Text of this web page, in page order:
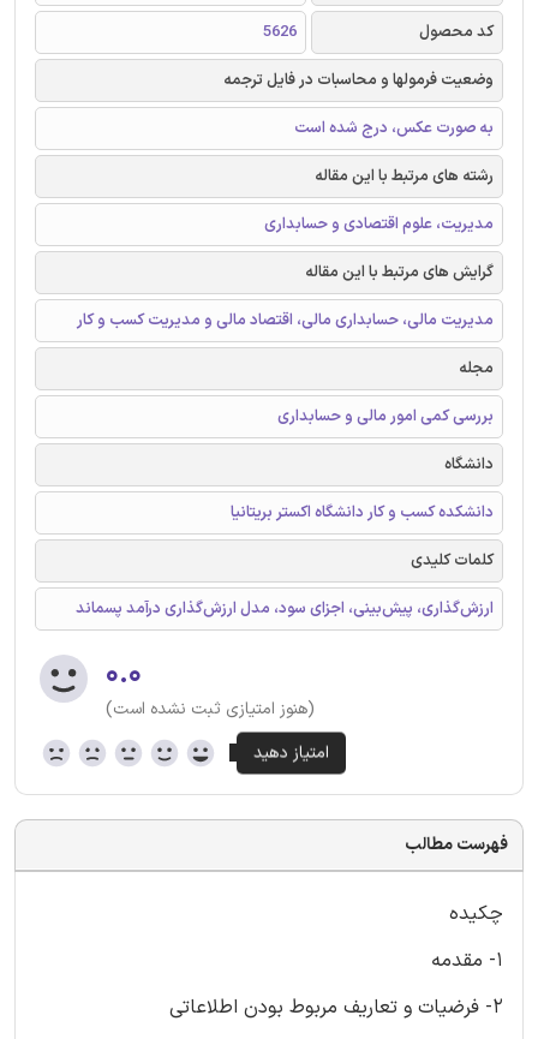
کد محصول
5626
وضعیت فرمولها و محاسبات در فایل ترجمه
به صورت عکس، درج شده است
رشته های مرتبط با این مقاله
مدیریت، علوم اقتصادی و حسابداری
گرایش های مرتبط با این مقاله
مدیریت مالی، حسابداری مالی، اقتصاد مالی و مدیریت کسب و کار
مجله
بررسی کمی امور مالی و حسابداری
دانشگاه
دانشکده کسب و کار دانشگاه اکستر بریتانیا
کلمات کلیدی
ارزش‌گذاری، پیش‌بینی، اجزای سود، مدل ارزش‌گذاری درآمد پسماند
۰.۰
(هنوز امتیازی ثبت نشده است)
فهرست مطالب
چکیده
1- مقدمه
2- فرضیات و تعاریف مربوط بودن اطلاعاتی